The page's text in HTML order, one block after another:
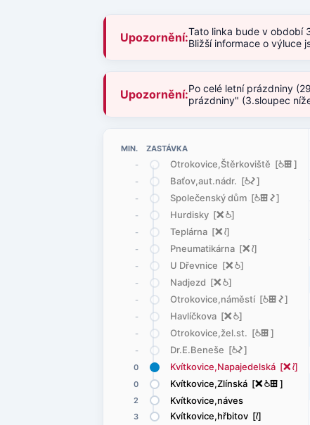
Upozornění:Tato linka bude v období
Bližší informace o výluce
Upozornění:Po celé letní prázdniny
prázdniny" (3.sloupec
MIN. ZASTÁVKA
-
Otrokovice,Štěrkoviště [@æ]
- Baťov,aut.nádr. [@ó]
- Společenský dům [@æó]
- Hurdisky [ë@]
- Teplárna [ë<]
- Pneumatikárna [ë<]
- U Dřevnice [ë@]
- Nadjezd [ë@]
- Otrokovice,náměstí [@æó]
- Havlíčkova [ë@]
- Otrokovice,žel.st. [@æ]
- Dr.E.Beneše [@ó]
0 Kvítkovice,Napajedelská [ë<]
0 Kvítkovice,Zlínská [ë@æ]
2 Kvítkovice,náves
3 Kvítkovice,hřbitov [<]